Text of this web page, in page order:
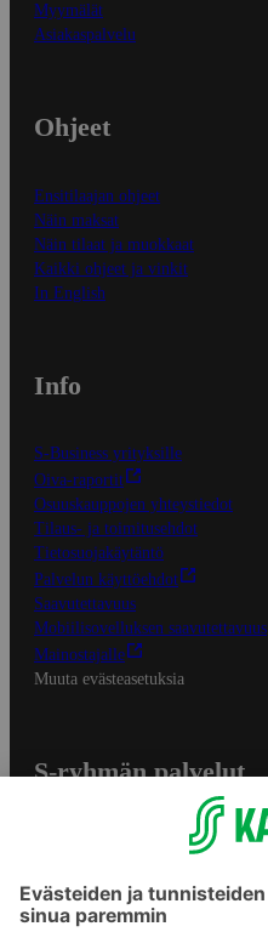
Myymälät
Asiakaspalvelu
Ohjeet
Ensitilaajan ohjeet
Näin maksat
Näin tilaat ja muokkaat
Kaikki ohjeet ja vinkit
In English
Info
S-Business yrityksille
Oiva-raportit
Osuuskauppojen yhteystiedot
Tilaus- ja toimitusehdot
Tietosuojakäytäntö
Palvelun käyttöehdot
Saavutettavuus
Mobiilisovelluksen saavutettavuus
Mainostajalle
Muuta evästeasetuksia
S-ryhmän palvelut
Yhteishyvä Ruoka -sovellus
S-ostoslista -sovellus